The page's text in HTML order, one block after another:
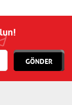
GÖNDER